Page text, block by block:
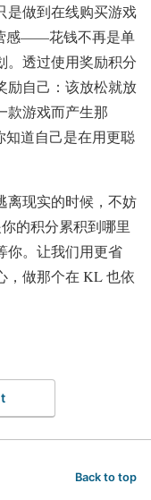
是做到在线购买游戏
感——花钱不再是单
。透过使用奖励积分
励自己：该放松就放
款游戏而产生那
知道自己是在用更聪
离现实的时候，不妨
的积分累积到哪里
你。让我们用更省
，做那个在 KL 也依
Back to top